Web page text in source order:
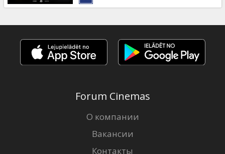
Клуб
Forum Cinemas
О компании
Вакансии
Контакты